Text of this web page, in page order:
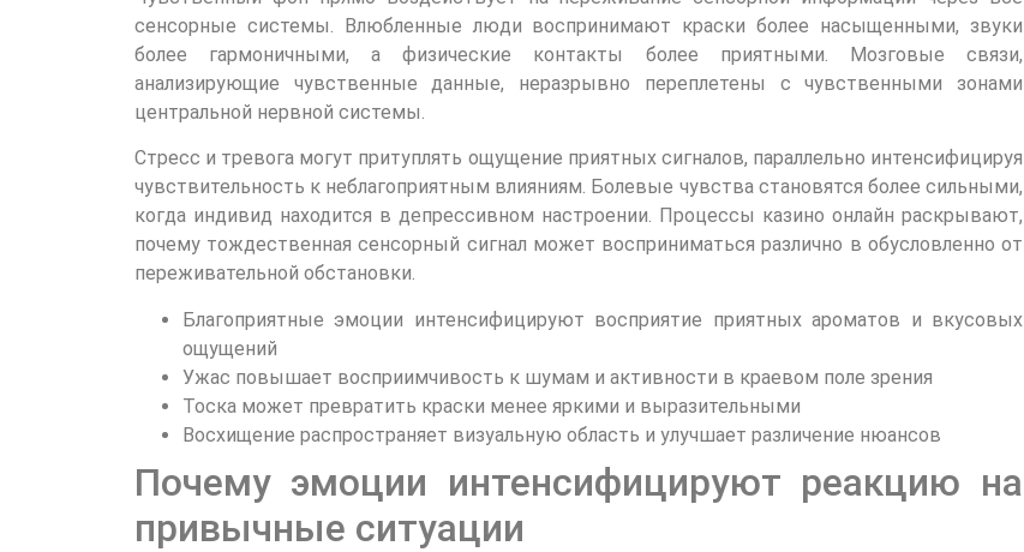
сенсорные системы. Влюбленные люди воспринимают краски более насыщенными, звуки
более гармоничными, а физические контакты более приятными. Мозговые связи,
анализирующие чувственные данные, неразрывно переплетены с чувственными зонами
центральной нервной системы.
Стресс и тревога могут притуплять ощущение приятных сигналов, параллельно интенсифицируя
чувствительность к неблагоприятным влияниям. Болевые чувства становятся более сильными,
когда индивид находится в депрессивном настроении. Процессы казино онлайн раскрывают,
почему тождественная сенсорный сигнал может восприниматься различно в обусловленно от
переживательной обстановки.
Благоприятные эмоции интенсифицируют восприятие приятных ароматов и вкусовых
ощущений
Ужас повышает восприимчивость к шумам и активности в краевом поле зрения
Тоска может превратить краски менее яркими и выразительными
Восхищение распространяет визуальную область и улучшает различение нюансов
Почему эмоции интенсифицируют реакцию на
привычные ситуации